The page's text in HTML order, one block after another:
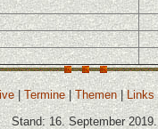
|Termine|Themen|Links
Stand: 16. September